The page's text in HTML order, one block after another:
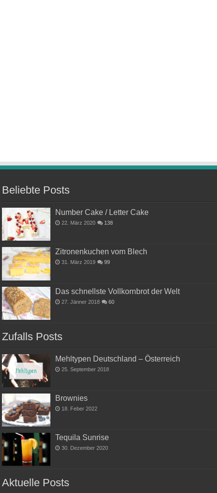
Beliebte Posts
Number Cake / Letter Cake
22. März 2020 138
Zitronenkuchen vom Blech
31. März 2019 99
Das schnellste Vollkornbrot der Welt
27. Jänner 2018 60
Zufalls Posts
Mehltypen Deutschland – Österreich
25. September 2018
Brownies
18. Feber 2022
Tequila Sunrise
30. Dezember 2020
Aktuelle Posts